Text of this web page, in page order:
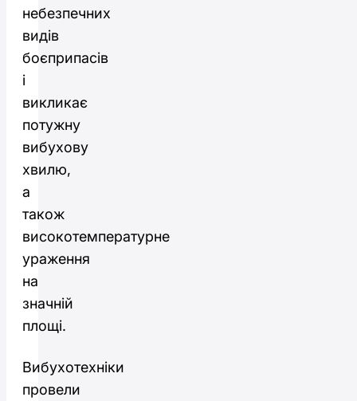
небезпечних
видів
боєприпасів
і
викликає
потужну
вибухову
хвилю,
а
також
високотемпературне
ураження
на
значній
площі.
Вибухотехніки
провели